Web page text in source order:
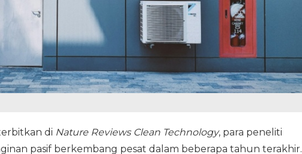
di Nature Reviews Clean Technology, para peneliti
pasif berkembang pesat dalam beberapa tahun terakhir.